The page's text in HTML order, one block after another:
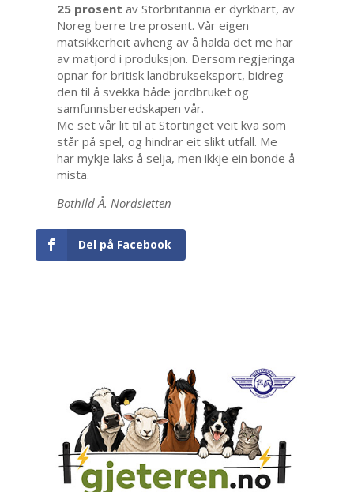
25 prosent av Storbritannia er dyrkbart, av
Noreg berre tre prosent. Vår eigen
matsikkerheit avheng av å halda det me har
av matjord i produksjon. Dersom regjeringa
opnar for britisk landbrukseksport, bidreg
den til å svekka både jordbruket og
samfunnsberedskapen vår.
Me set vår lit til at Stortinget veit kva som
står på spel, og hindrar eit slikt utfall. Me
har mykje laks å selja, men ikkje ein bonde å
mista.
Bothild Å. Nordsletten
Del på Facebook